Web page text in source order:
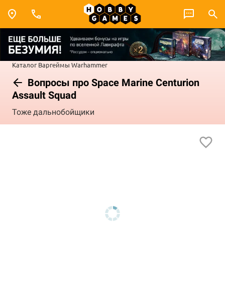
Каталог Варгеймы Warhammer
Вопросы про Space Marine Centurion
Assault Squad
Тоже дальнобойщики